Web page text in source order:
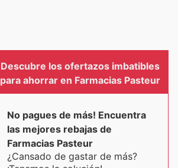
Descubre los ofertazos imbatibles
para ahorrar en Farmacias Pasteur
No pagues de más! Encuentra
las mejores rebajas de
Farmacias Pasteur
¿Cansado de gastar de más?